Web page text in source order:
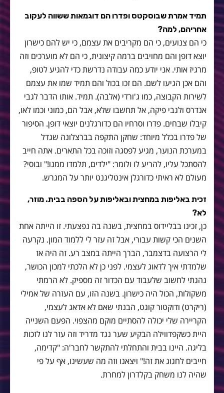
תמיד אמרת שבוסקטס ופדרו הם דוגמאות ששווה לעקוב
אחריהם, למה?
כי הם צנועים, כי הם מקריבים את עצמם, כי יש להם כישרון
יוצא דופן והם מחויבים ברמה קיצונית, כי הם לא מוערכים וזה
מרגיז אותי. אני יודע כמה עבודה נדרשת כדי להגיע לטופ,
והם אכן הגיעו לשם. הם זכו בכול והם תמיד שמו את עצמם
לשירות הקבוצה, כמו ג'ורדי (אלבה). תמיד. אותו הדבר לגבי
אנדרס ולגבי פיקה, אל תחשבו שלא, אבל הם, כמוני וכמו לאו,
קיבלו שבחים. פדרו וסרחיו הם כדורגלנים יוצאי דופן. הסיפור
של פדרו בכלל מיוחד: שחקן התקפה בברצלונה שגדל
במערכת הנוער, מגיע לפסגה וזוכה בכל התארים. אתה חייב
להסתכל עליו, להריע לו ולומר: "ילדים, תלמדו ממנו!" ובוסי?
מעולם לא ראיתי כדורגלן אינטליגנט יותר על המגרש.
זכית באליפות במחצית ובאליפות על הספה בבית. מוזר,
לא?
כן, זכינו בבליידוס במחצית, בשנה בה נפצעתי. זו הייתה אחת
השנים הכי קשות עבורי, אבל זה עזר לי ללמוד המון. נקרעה
לי הרצועה בדצמבר, הברך הייתה במצב רע. זה היה אז
שלמדתי איך לדאוג לעצמי. לפני כן לא הלכתי למכון הכושר,
נהגתי לחשוב שלעבוד עם הכדור זה מספיק. לא הרמתי
משקולות, הכול היה כישרון. בשנה הזו, עם העזרה של אמילי
(ריקרט) ודוקטור קוגט, הבנתי שאם לא אדאג לעצמי,
הקריירה שלי יכולה להסתיים מוקם מהצפוי. הפעם השנייה
היית כשקפדווילה הבקיע שער נגד מדריד וזה עזר לנו לזכות
בליגה. היינו בבית והתחלתי להתקשר לחבר'ה: "קדימה,
חייבים לחגוג את זה!" ויצאנו וזה מה שעשינו, אף על פי
שהיה לנו משחק בקלדרון למחרת.